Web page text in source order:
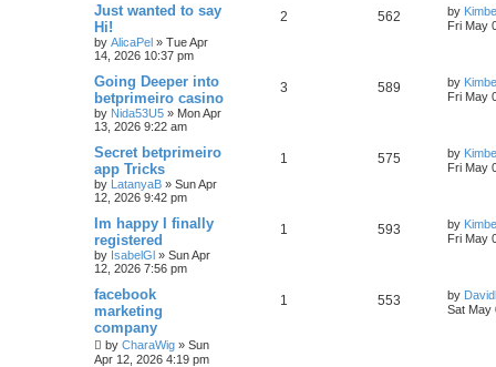
Just wanted to say
Hi!
by AlicaPel » Tue Apr
14, 2026 10:37 pm
2 562 by
Fri May
Going Deeper into
betprimeiro casino
by Nida53U5 » Mon Apr
13, 2026 9:22 am
3 589 by
Fri May
Secret betprimeiro
app Tricks
by LatanyaB » Sun Apr
12, 2026 9:42 pm
1 575 by
Fri May
Im happy I finally
registered
by IsabelGl » Sun Apr
12, 2026 7:56 pm
1 593 by
Fri May
facebook
marketing
company
by CharaWig » Sun
Apr 12, 2026 4:19 pm
1 553 by
Sat May